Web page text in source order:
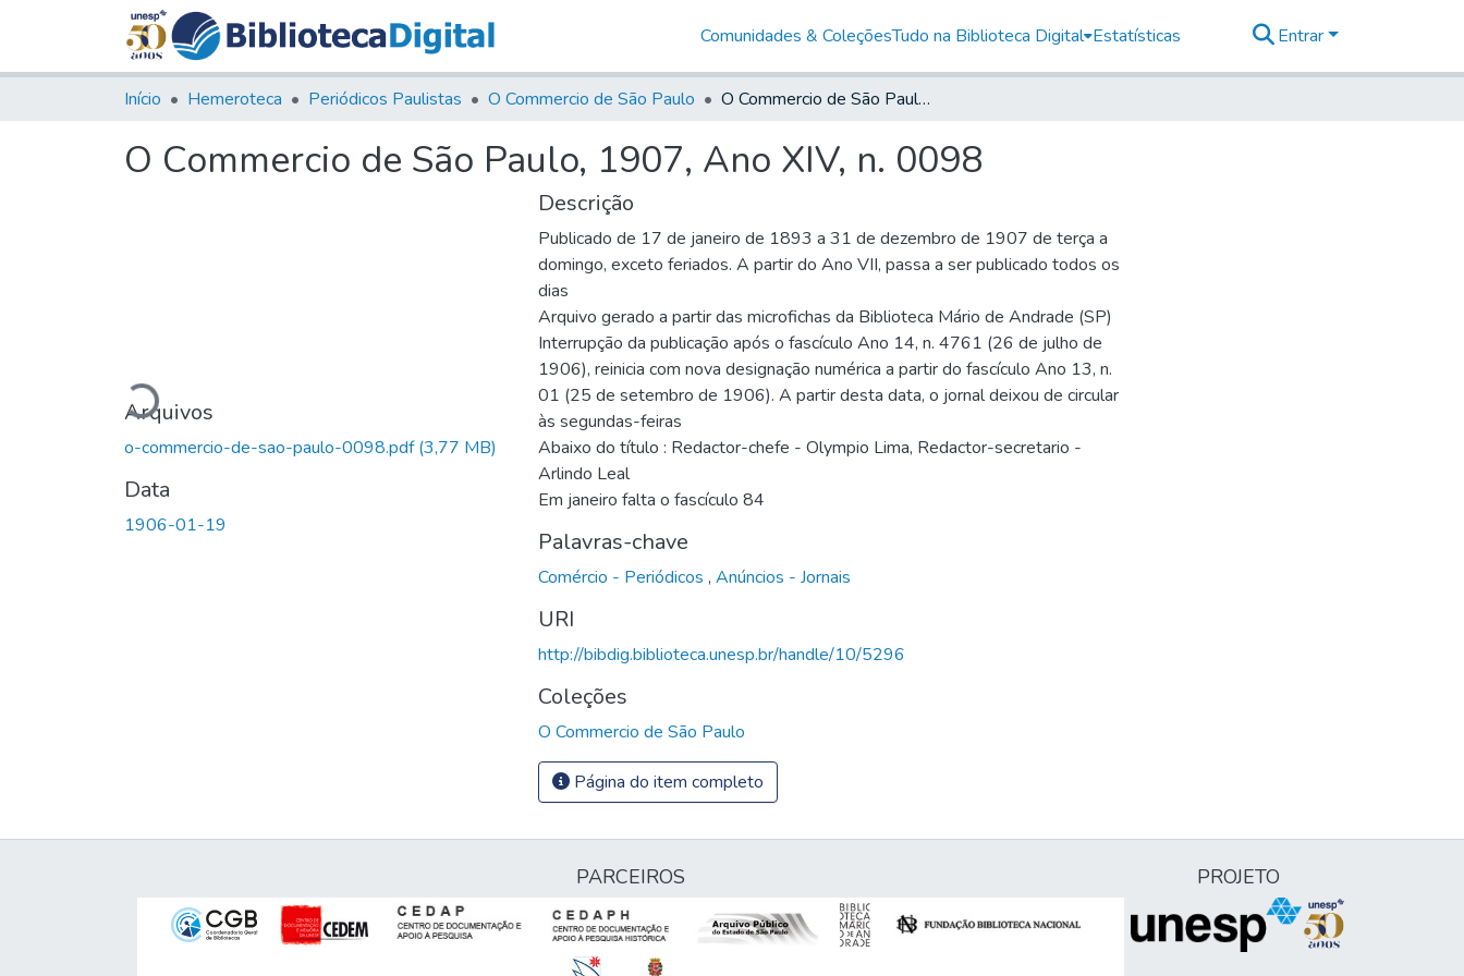
Comunidades & ColeçõesTudo na Biblioteca Digital Estatísticas Entrar
Início Hemeroteca Periódicos Paulistas O Commercio de São Paulo O Commercio de São Paulo, 1907, Ano XIV, n. 0098
O Commercio de São Paulo, 1907, Ano XIV, n. 0098
Carregando...
Arquivos
o-commercio-de-sao-paulo-0098.pdf(3,77 MB)
Data
1906-01-19
Descrição
Publicado de 17 de janeiro de 1893 a 31 de dezembro de 1907 de terça a
domingo, exceto feriados. A partir do Ano VII, passa a ser publicado todos os
dias
Arquivo gerado a partir das microfichas da Biblioteca Mário de Andrade (SP)
Interrupção da publicação após o fascículo Ano 14, n. 4761 (26 de julho de
1906), reinicia com nova designação numérica a partir do fascículo Ano 13, n.
01 (25 de setembro de 1906). A partir desta data, o jornal deixou de circular
às segundas-feiras
Abaixo do título : Redactor-chefe - Olympio Lima, Redactor-secretario -
Arlindo Leal
Em janeiro falta o fascículo 84
Palavras-chave
Comércio - Periódicos , Anúncios - Jornais
URI
http://bibdig.biblioteca.unesp.br/handle/10/5296
Coleções
O Commercio de São Paulo
Página do item completo
PARCEIROS PROJETO